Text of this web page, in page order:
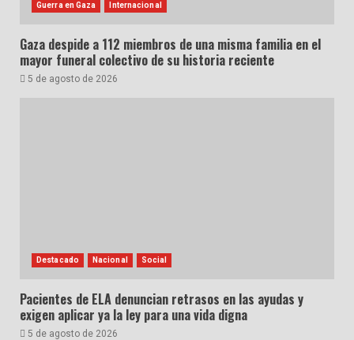
Guerra en Gaza Internacional
Gaza despide a 112 miembros de una misma familia en el
mayor funeral colectivo de su historia reciente
5 de agosto de 2026
Destacado Nacional Social
Pacientes de ELA denuncian retrasos en las ayudas y
exigen aplicar ya la ley para una vida digna
5 de agosto de 2026